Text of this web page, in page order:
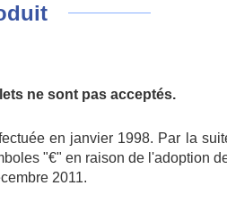
ne sont pas acceptés.
en janvier 1998. Par la
"€" en raison de l'adoption
2011.